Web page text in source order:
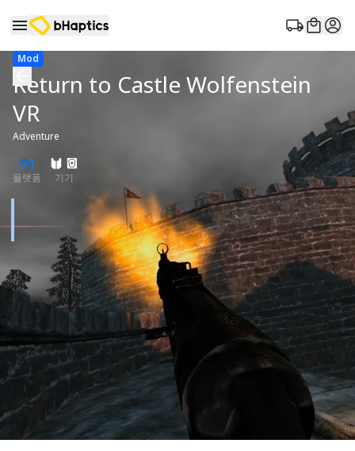
Mod
Return to Castle Wolfenstein
VR
Adventure
플랫폼 기기